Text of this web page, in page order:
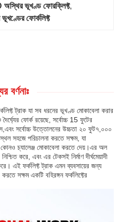
ভূখণ্ড ফোরক্লিফ্ট,
ফোর্কলিফ্ট
বর্ণনাঃ
ট্রাক যা সব ধরনের ভূখণ্ড মোকাবেলা করার
ফোর্ক রয়েছে, সর্বোচ্চ 15 ফুটের
সর্বোচ্চ উত্তোলনের উচ্চতা ২০ ফুট৭,০০০
সহজে পরিচালনা করতে সক্ষম, যা
কোনও চ্যালেঞ্জ মোকাবেলা করতে দেয়।এর অল
করে, এবং এর টেকসই নির্মাণ দীর্ঘমেয়াদী
এই ফর্কলিফ্ট ট্রাক এমন ব্যবসায়ের জন্য
সক্ষম একটি বহিরঙ্গন ফর্কলিফ্টের